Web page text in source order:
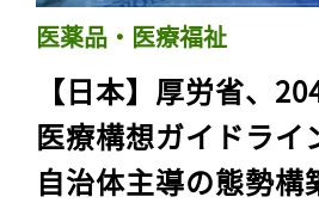
医薬品・医療福祉
【日本】厚労省、
医療構想ガイドライ
自治体主導の態勢構